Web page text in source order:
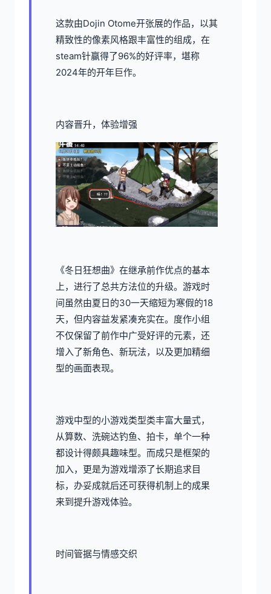
这款由Dojin Otome开张展的作品，以其
精致性的像素风格跟丰富性的组成，在
steam针赢得了​​96%的好评率​​，堪称
2024年的开年巨作。
内容晋升，体验增强
《冬日狂想曲》在继承前作优点的基本
上，进行了总共方法位的升级。游戏时
间虽然由夏日的30一天缩短为寒假的18
天，但内容益发紧凑充实在。度作小组
不仅保留了前作中广受好评的元素，还
增入了​​新角色、新玩法​​，以及更加精细
型的画面表现。
游戏中型的小游戏类型类丰富大量式，
从算数、洗碗达钓鱼、拍卡，单个一种
都设计得颇具趣味型。而​​成只是框架的
加入​​，更是为游戏增添了长期追求目
标，办妥成就后还可获得机制上的成果
来到提升游戏体验。
时间管据与情感交织